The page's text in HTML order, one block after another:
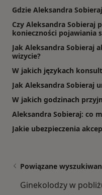
Gdzie Aleksandra
Czy Aleksandra Sobieraj
konieczności pojawiania
Jak Aleksandra Sobieraj
wizycie?
W jakich językach
Jak Aleksandra Sobieraj
W jakich godzinach
Aleksandra Sobieraj: co
Jakie ubezpieczenia
Powiązane
Ginekolodzy w